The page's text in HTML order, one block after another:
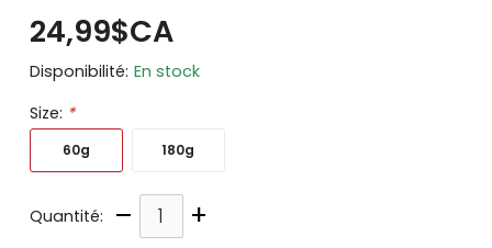
24,99$CA
Disponibilité: En stock
Size: *
60g 180g
Quantité: – +